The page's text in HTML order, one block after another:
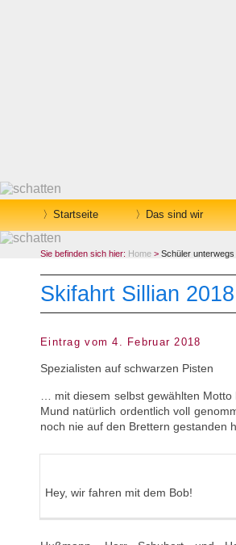
Startseite Das sind wir
Sie befinden sich hier: Home > Schüler unterwegs
Skifahrt Sillian
Eintrag vom 4. Februar 2018
Spezialisten auf schwarzen Pisten
… mit diesem selbst gewählten
Mund natürlich ordentlich voll
noch nie auf den Brettern gestanden
Hey, wir fahren mit dem Bob!